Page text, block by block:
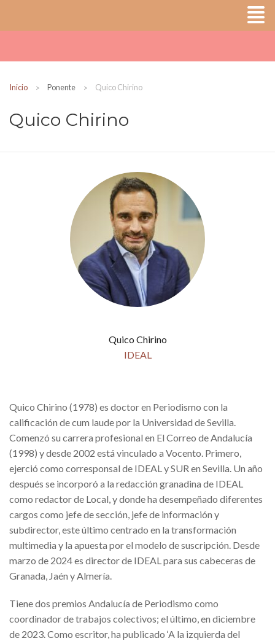
Inicio Ponente Quico Chirino
Quico Chirino
Quico Chirino
IDEAL
Quico Chirino (1978) es doctor en Periodismo con la
calificación de cum laude por la Universidad de Sevilla.
Comenzó su carrera profesional en El Correo de Andalucía
(1998) y desde 2002 está vinculado a Vocento. Primero,
ejerció como corresponsal de IDEAL y SUR en Sevilla. Un año
después se incorporó a la redacción granadina de IDEAL
como redactor de Local, y donde ha desempeñado diferentes
cargos como jefe de sección, jefe de información y
subdirector, este último centrado en la transformación
multimedia y la apuesta por el modelo de suscripción. Desde
marzo de 2024 es director de IDEAL para sus cabeceras de
Granada, Jaén y Almería.
Tiene dos premios Andalucía de Periodismo como
coordinador de trabajos colectivos; el último, en diciembre
de 2023. Como escritor, ha publicado ‘A la izquierda del